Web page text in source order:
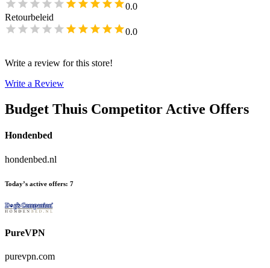
0.0
Retourbeleid
0.0
Write a review for this store!
Write a Review
Budget Thuis Competitor Active Offers
Hondenbed
hondenbed.nl
Today’s active offers: 7
PureVPN
purevpn.com